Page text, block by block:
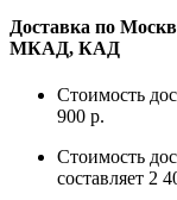
Доставка по
МКАД, КАД
Стоимость
900 р.
Стоимость
составляет 2